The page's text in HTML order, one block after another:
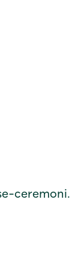
ceremoni.